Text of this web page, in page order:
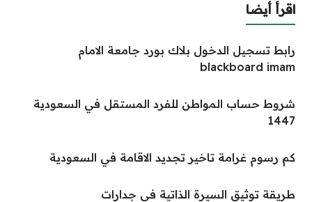
اقرأ أيضا
رابط تسجيل الدخول بلاك بورد جامعة الامام
blackboard imam
شروط حساب المواطن للفرد المستقل في السعودية
1447
كم رسوم غرامة تاخير تجديد الاقامة في السعودية
طريقة توثيق السيرة الذاتية في جدارات